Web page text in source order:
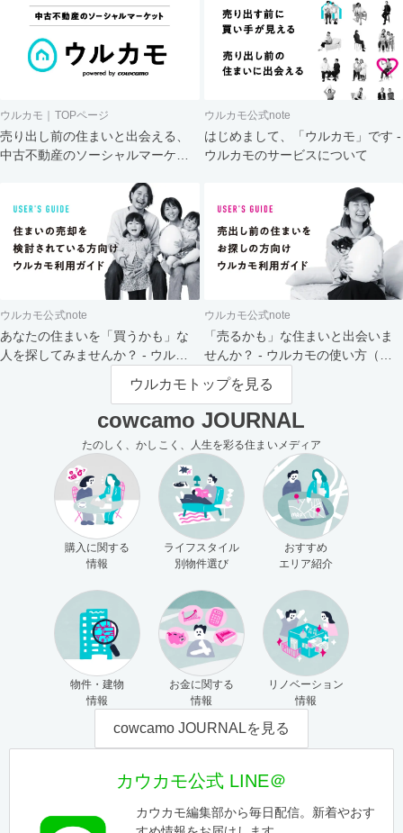
ウルカモ｜TOPページ
売り出し前の住まいと出会える、
中古不動産のソーシャルマーケッ
ウルカモ公式note
はじめまして、「ウルカモ」です -
ウルカモのサービスについて
ウルカモ公式note
あなたの住まいを「買うかも」な
人を探してみませんか？ - ウルカ
ウルカモ公式note
「売るかも」な住まいと出会いま
せんか？ - ウルカモの使い方（買
主さま向け）
ウルカモトップを見る
cowcamo JOURNAL
たのしく、かしこく、人生を彩る住まいメディア
購入に関する
情報
ライフスタイル
別物件選び
おすすめ
エリア紹介
物件・建物
情報
お金に関する
情報
リノベーション
情報
cowcamo JOURNALを見る
カウカモ公式 LINE＠
カウカモ編集部から毎日配信。新着やおす